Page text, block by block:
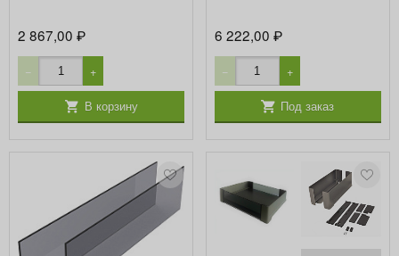
2 867,00₽
− +
В корзину
6 222,00 ₽
− +
Под заказ